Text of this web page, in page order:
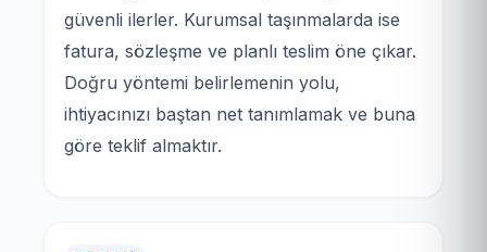
güvenli ilerler. Kurumsal taşınmalarda ise
fatura, sözleşme ve planlı teslim öne çıkar.
Doğru yöntemi belirlemenin yolu,
ihtiyacınızı baştan net tanımlamak ve buna
göre teklif almaktır.